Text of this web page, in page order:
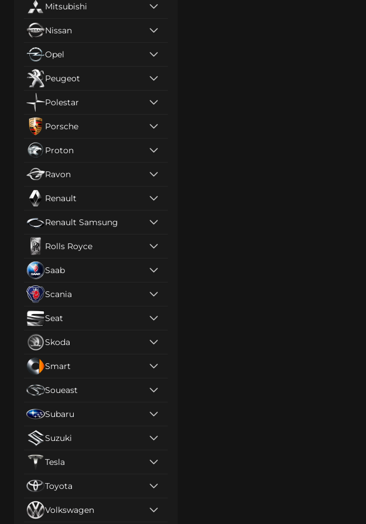
Mitsubishi
Nissan
Opel
Peugeot
Polestar
Porsche
Proton
Ravon
Renault
Renault Samsung
Rolls Royce
Saab
Scania
Seat
Skoda
Smart
Soueast
Subaru
Suzuki
Tesla
Toyota
Volkswagen